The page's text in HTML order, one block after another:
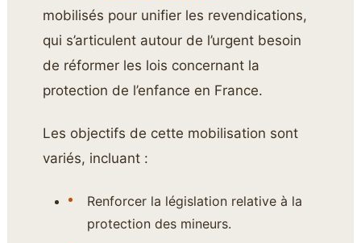
mobilisés pour unifier les revendications,
qui s’articulent autour de l’urgent besoin
de réformer les lois concernant la
protection de l’enfance en France.
Les objectifs de cette mobilisation sont
variés, incluant :
Renforcer la législation relative à la
protection des mineurs.